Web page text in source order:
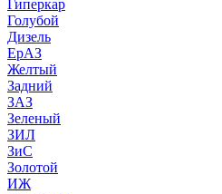
Гиперкар
Голубой
Дизель
ЕрАЗ
Желтый
Задний
ЗАЗ
Зеленый
ЗИЛ
ЗиС
Золотой
ИЖ